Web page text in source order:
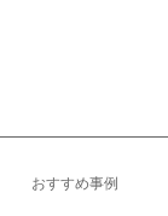
おすすめ事例